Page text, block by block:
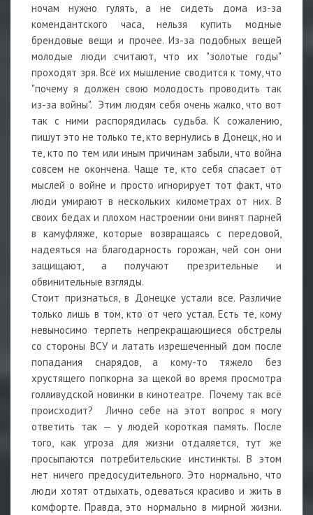
ночам нужно гулять, а не сидеть дома из-за
комендантского часа, нельзя купить модные
брендовые вещи и прочее. Из-за подобных вещей
молодые люди считают, что их "золотые годы"
проходят зря. Всё их мышление сводится к тому, что
"почему я должен свою молодость проводить так
из-за войны". Этим людям себя очень жалко, что вот
так с ними распорядилась судьба. К сожалению,
пишут это не только те, кто вернулись в Донецк, но и
те, кто по тем или иным причинам забыли, что война
совсем не окончена. Чаще те, кто себя спасает от
мыслей о войне и просто игнорирует тот факт, что
люди умирают в нескольких километрах от них. В
своих бедах и плохом настроении они винят парней
в камуфляже, которые возвращаясь с передовой,
надеяться на благодарность горожан, чей сон они
защищают, а получают презрительные и
обвинительные взгляды.
Стоит признаться, в Донецке устали все. Различие
только лишь в том, кто от чего устал. Есть те, кому
невыносимо терпеть непрекращающиеся обстрелы
со стороны ВСУ и латать изрешеченный дом после
попадания снарядов, а кому-то тяжело без
хрустящего попкорна за щекой во время просмотра
голливудской новинки в кинотеатре. Почему так всё
происходит? Лично себе на этот вопрос я могу
ответить так — у людей короткая память. После
того, как угроза для жизни отдаляется, тут же
просыпаются потребительские инстинкты. В этом
нет ничего предосудительного. Это нормально, что
люди хотят отдыхать, одеваться красиво и жить в
комфорте. Правда, это нормально в мирной жизни.